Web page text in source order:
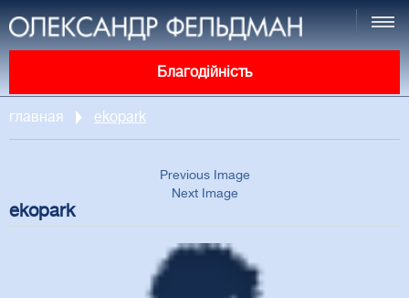
Благодійність
главная ekopark
Previous Image
Next Image
ekopark